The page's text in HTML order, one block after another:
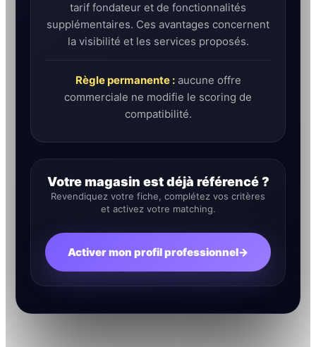
tarif fondateur et de fonctionnalités
supplémentaires. Ces avantages concernent
la visibilité et les services proposés.
Règle permanente :aucune offre
commerciale ne modifie le scoring de
compatibilité.
Votre magasin est déjà référencé ?
Revendiquez votre fiche, complétez vos critères
et activez votre matching.
Activer mon profil professionnel→